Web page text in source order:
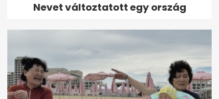
Nevet változtatott egy ország